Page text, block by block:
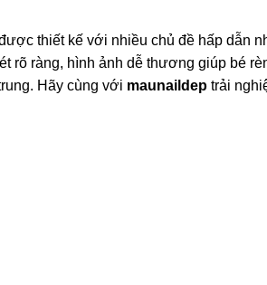
thiết kế với nhiều chủ đề hấp dẫn
rõ ràng, hình ảnh dễ thương giúp bé
Hãy cùng với maunaildeptrải